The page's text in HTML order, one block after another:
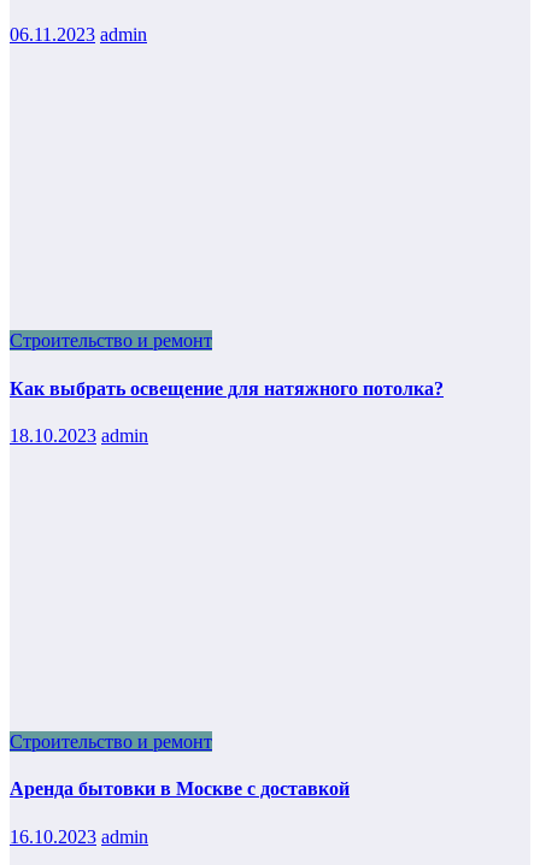
06.11.2023 admin
Строительство и ремонт
Как выбрать освещение для натяжного потолка?
18.10.2023 admin
Строительство и ремонт
Аренда бытовки в Москве с доставкой
16.10.2023 admin